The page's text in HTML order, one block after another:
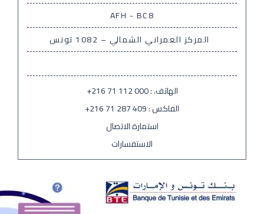
AFH - BC8
المركز العمراني الشمالي – 1082 تونس
الهاتف. :+216 71 112 000
الفاكس :+216 71 287 409
استمارة الاتصال
الاستفسارات